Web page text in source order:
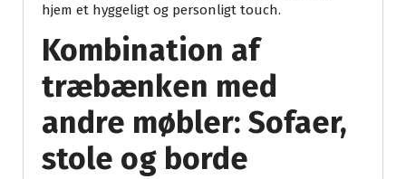
hjem et hyggeligt og personligt touch.
Kombination af
træbænken med
andre møbler: Sofaer,
stole og borde